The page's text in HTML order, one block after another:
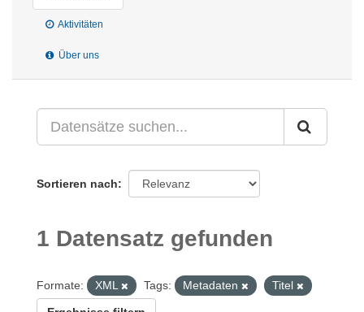
Aktivitäten
Über uns
Sortieren nach
1 Datensatz gefunden
Formate: XML Tags: Metadaten Titel